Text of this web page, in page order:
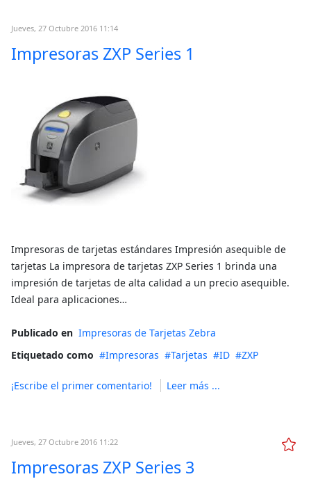
Jueves, 27 Octubre 2016 11:14
Impresoras ZXP Series 1
Impresoras de tarjetas estándares Impresión asequible de
tarjetas La impresora de tarjetas ZXP Series 1 brinda una
impresión de tarjetas de alta calidad a un precio asequible.
Ideal para aplicaciones…
Publicado en Impresoras de Tarjetas Zebra
Etiquetado como
Impresoras Tarjetas ID ZXP
¡Escribe el primer comentario! Leer más ...
Jueves, 27 Octubre 2016 11:22
Impresoras ZXP Series 3